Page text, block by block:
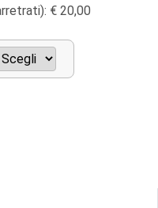
€ 20,00